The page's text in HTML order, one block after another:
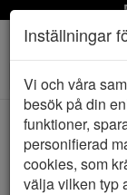
Toggle
navigation
HEM GANT
Inställningar
Vi och våra
besök på din
funktioner,
personifierad
cookies, som
välja vilken typ